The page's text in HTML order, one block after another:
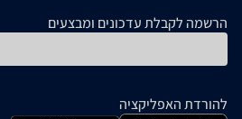
הרשמה לקבלת עדכונים ומבצעים
להורדת האפליקציה